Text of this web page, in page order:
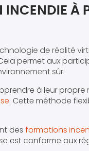
INCENDIE À
de réalité
permet aux
sûr.
à leur
. Cette méthode
des formations
est conforme aux